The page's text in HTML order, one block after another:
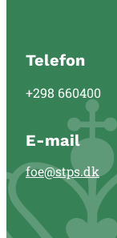
Telefon
+298 660400
E-mail
foe@stps.dk